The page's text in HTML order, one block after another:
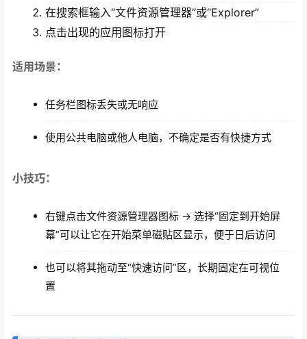
在搜索框输入“文件资源管理器”或“Explorer”
点击出现的应用图标打开
适用场景：
任务栏图标丢失或无响应
使用公共电脑或他人电脑，不确定是否有快捷方式
小技巧：
右键点击文件资源管理器图标 → 选择“固定到开始屏
幕”可以让它在开始菜单磁贴区显示，便于日后访问
也可以将其拖动至“快速访问”区，长期固定在可视位
置